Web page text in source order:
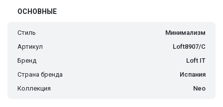
ОСНОВНЫЕ
Стиль
Минимализм
Артикул
Loft8907/C
Бренд
Loft IT
Страна бренда
Испания
Коллекция
Neo